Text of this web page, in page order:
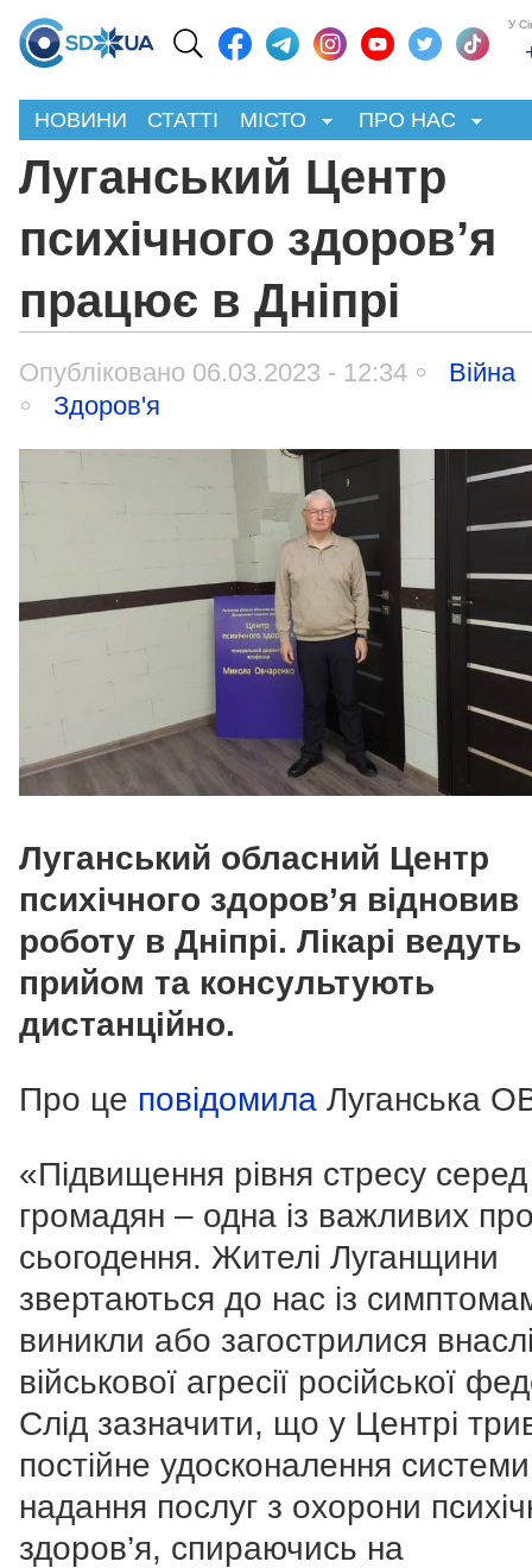
У
НОВИНИ СТАТТІ МІСТО ПРО НАС
Луганський Центр
психічного здоров’я
працює в Дніпрі
Опубліковано 06.03.2023 - 12:34
Війна
Здоров'я
Луганський обласний Центр
психічного здоров’я відновив
роботу в Дніпрі. Лікарі ведуть
прийом та консультують
дистанційно.
Про це повідомила Луганська
«Підвищення рівня стресу серед
громадян – одна із важливих
сьогодення. Жителі Луганщини
звертаються до нас із
виникли або загострилися
військової агресії російської
Слід зазначити, що у Центрі
постійне удосконалення системи
надання послуг з охорони
здоров’я, спираючись на